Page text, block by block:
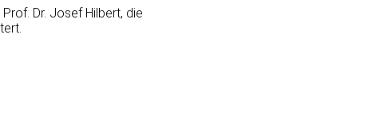
Prof. Dr. Josef Hilbert, die